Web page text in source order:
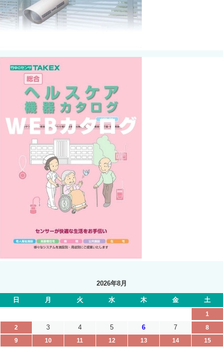
2026年8月
日 月 火 水 木 金 土
1
2
3 4 5 6 7
8
9
10 11 12 13 14 15